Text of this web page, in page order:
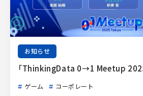
お知らせ
「ThinkingData 0→1 Meetup
ゲーム コーポレート